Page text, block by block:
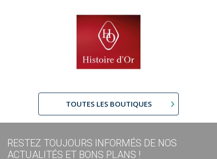
TOUTES LES BOUTIQUES
RESTEZ TOUJOURS INFORMÉS DE NOS
ACTUALITÉS ET BONS PLANS !